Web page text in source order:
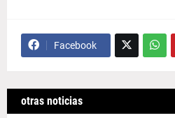
Facebook
otras noticias